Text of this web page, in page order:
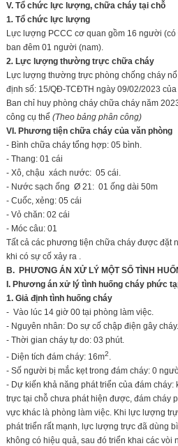
V. Tổ chức lực lượng, chữa cháy tại chỗ
1. Tổ chức lực lượng
Lực lượng PCCC cơ quan gồm 16 người
ban đêm 01 người (nam).
2. Lực lượng thường trực chữa cháy
Lực lượng thường trực phòng chống cháy
định số: 15/QĐ-TCĐTH ngày 09/02/2023
Ban chỉ huy phòng cháy chữa cháy năm
công cụ thể (Theo bảng phân công)
VI. Phương tiện chữa cháy của văn phòng
- Bình chữa cháy tổng hợp: 05 bình.
- Thang: 01 cái
- Xô, chậu xách nước: 05 cái.
- Nước sạch ống Ø 21: 01 ống dài 50m
- Cuốc, xẻng: 05 cái
- Vỏ chăn: 02 cái
- Móc câu: 01
Tất cả các phương tiện chữa cháy được đặt
khi có sự cố xảy ra .
B. PHƯƠNG ÁN XỬ LÝ MỘT SỐ TÌNH
I. Phương án xử lý tình huống cháy phức
1. Giả định tình huống cháy
- Vào lúc 14 giờ 00 tại phòng làm việc.
- Nguyên nhân: Do sự cố chập điện gây cháy.
- Thời gian cháy tự do: 03 phút.
- Diện tích đám cháy: 16m2.
- Số người bị mắc kẹt trong đám cháy: 0
- Dự kiến khả năng phát triển của đám
trực tại chỗ chưa phát hiện được, đám cháy
vực khác là phòng làm việc. Khi lực lượng
phát triển rất mạnh, lực lượng trực đã dùng
không có hiệu quả, sau đó triển khai các